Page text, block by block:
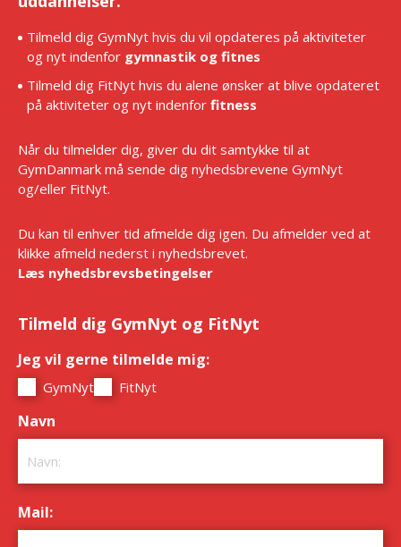
Tilmeld dig GymNyt hvis du vil opdateres på aktiviteter
og nyt indenfor gymnastik og fitnes
Tilmeld dig FitNyt hvis du alene ønsker at blive opdateret
på aktiviteter og nyt indenfor fitness
Når du tilmelder dig, giver du dit samtykke til at
GymDanmark må sende dig nyhedsbrevene GymNyt
og/eller FitNyt.
Du kan til enhver tid afmelde dig igen. Du afmelder ved at
klikke afmeld nederst i nyhedsbrevet.
Læs nyhedsbrevsbetingelser
Tilmeld dig GymNyt og FitNyt
Jeg vil gerne tilmelde mig:
GymNyt FitNyt
Navn
Mail: